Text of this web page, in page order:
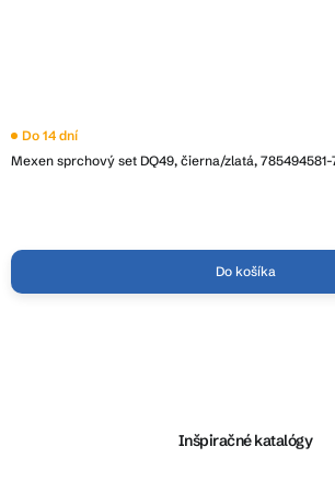
Mexen sprchový set DQ49, čierna/zlatá, 785494581-
Do 14 dní
Do košíka
Inšpiračné katalógy